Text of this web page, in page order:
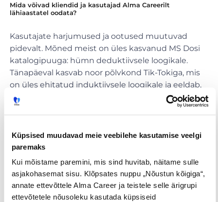
Küpsised muudavad meie veebilehe kasutamise veelgi
paremaks
Kui mõistame paremini, mis sind huvitab, näitame sulle
asjakohasemat sisu. Klõpsates nuppu „Nõustun kõigiga“,
annate ettevõttele Alma Career ja teistele selle ärigrupi
ettevõtetele nõusoleku kasutada küpsiseid
Mida võivad kliendid ja kasutajad Alma Careerilt
lähiaastatel oodata?
Kasutajate harjumused ja ootused muutuvad
pidevalt. Mõned meist on üles kasvanud MS Dosi
katalogipuuga: hümn deduktiivsele loogikale.
Tänapäeval kasvab noor põlvkond Tik-Tokiga, mis
on üles ehitatud induktiivsele loogikale ja eeldab,
et ka kõik muud rakendused järgivad induktiivset
loogikat. Lähitulevikus kasvab AI kasutamine
Peame olema nende kasutajate käitumise
muutuste suhtes valvsad ja omaks võtma. Ühise
töölauaplatvormi abil suurendame oma analüüsi-
ja arendusvõimet, mis aitab meil püsida oma
kasutajate jaoks asjakohasena.